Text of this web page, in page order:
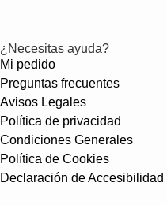
¿Necesitas ayuda?
Mi pedido
Preguntas frecuentes
Avisos Legales
Política de privacidad
Condiciones Generales
Política de Cookies
Declaración de Accesibilidad